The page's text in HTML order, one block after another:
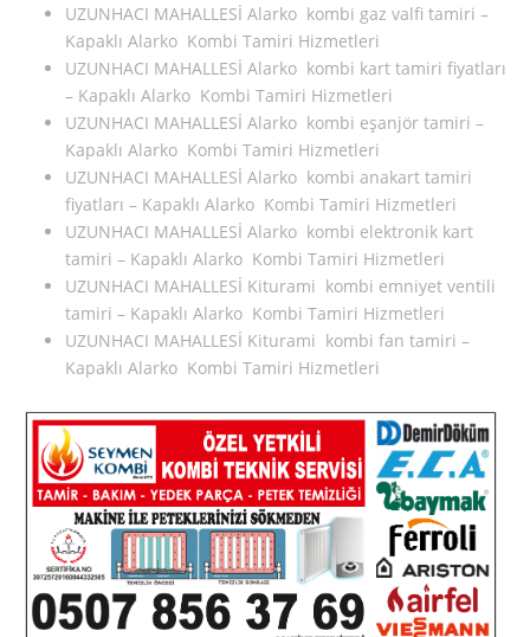
UZUNHACI MAHALLESİ Alarko kombi gaz valfi tamiri –
Kapaklı Alarko Kombi Tamiri Hizmetleri
UZUNHACI MAHALLESİ Alarko kombi kart tamiri fiyatları
– Kapaklı Alarko Kombi Tamiri Hizmetleri
UZUNHACI MAHALLESİ Alarko kombi eşanjör tamiri –
Kapaklı Alarko Kombi Tamiri Hizmetleri
UZUNHACI MAHALLESİ Alarko kombi anakart tamiri
fiyatları – Kapaklı Alarko Kombi Tamiri Hizmetleri
UZUNHACI MAHALLESİ Alarko kombi elektronik kart
tamiri – Kapaklı Alarko Kombi Tamiri Hizmetleri
UZUNHACI MAHALLESİ Kiturami kombi emniyet ventili
tamiri – Kapaklı Alarko Kombi Tamiri Hizmetleri
UZUNHACI MAHALLESİ Kiturami kombi fan tamiri –
Kapaklı Alarko Kombi Tamiri Hizmetleri